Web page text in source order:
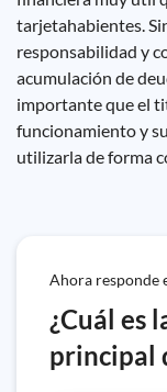
tarjetahabientes.
responsabilidad y
acumulación de
importante que el
funcionamiento y
utilizarla de forma
Ahora responde
¿Cuál es
principal